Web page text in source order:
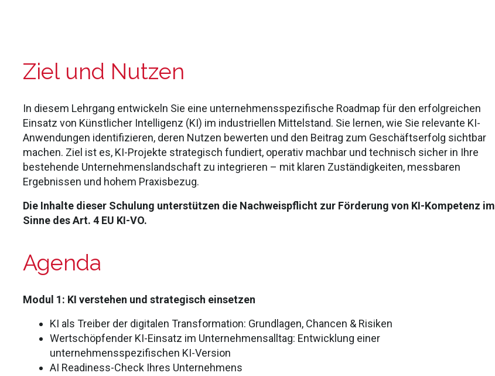
Ziel und Nutzen
​​In diesem Lehrgang entwickeln Sie eine unternehmensspezifische Roadmap für den erfolgreichen
Einsatz von Künstlicher Intelligenz (KI) im industriellen Mittelstand. Sie lernen, wie Sie relevante KI-
Anwendungen identifizieren, deren Nutzen bewerten und den Beitrag zum Geschäftserfolg sichtbar
machen. Ziel ist es, KI-Projekte strategisch fundiert, operativ machbar und technisch sicher in Ihre
bestehende Unternehmenslandschaft zu integrieren – mit klaren Zuständigkeiten, messbaren
Ergebnissen und hohem Praxisbezug.​
Die Inhalte dieser Schulung unterstützen die Nachweispflicht zur Förderung von KI-Kompetenz im
Sinne des Art. 4 EU KI-VO.
Agenda
Modul 1: KI verstehen und strategisch einsetzen
KI als Treiber der digitalen Transformation: Grundlagen, Chancen & Risiken
Wertschöpfender KI-Einsatz im Unternehmensalltag: Entwicklung einer
unternehmensspezifischen KI-Version
AI Readiness-Check Ihres Unternehmens